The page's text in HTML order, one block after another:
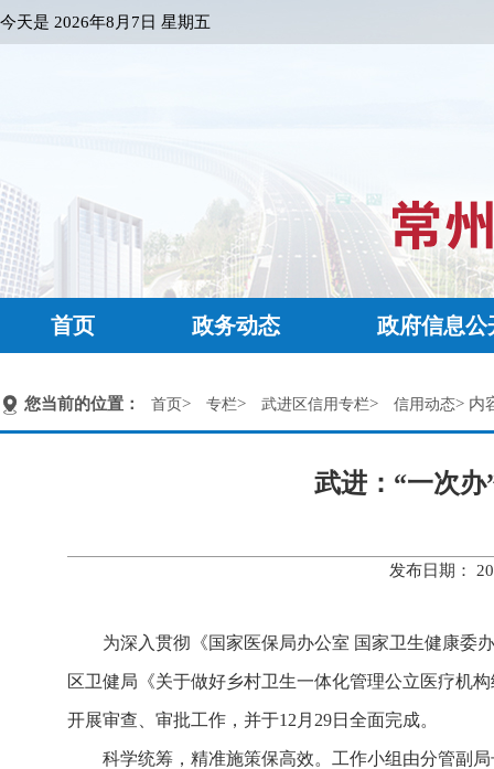
今天是 2026年8月7日 星期五
首页 政务动态 政府信息公
您当前的位置： 首页> 专栏> 武进区信用专栏> 信用动态> 内
武进：“一次
发布日期：
为深入贯彻《国家医保局办公室 国家卫生健康委
区卫健局《关于做好乡村卫生一体化管理公立医疗机
开展审查、审批工作，并于12月29日全面完成。
科学统筹，精准施策保高效。工作小组由分管副